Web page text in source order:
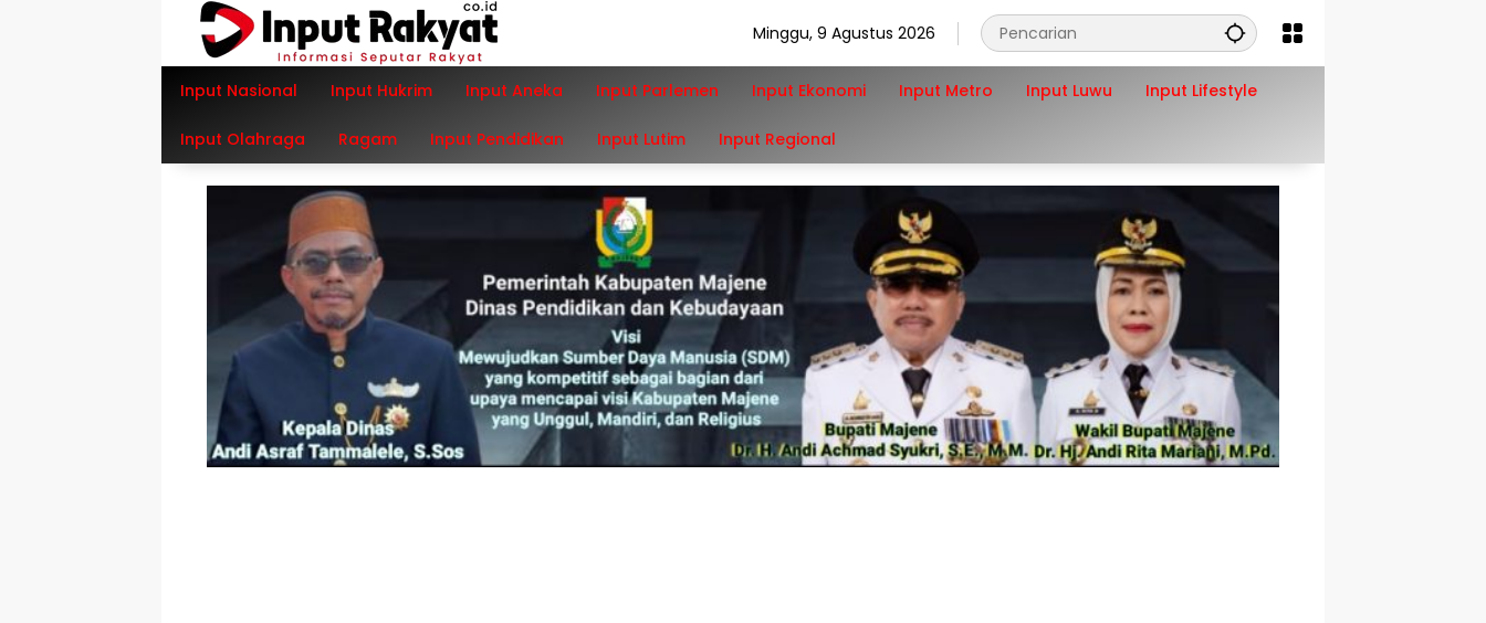
Minggu, 9 Agustus 2026
Input Nasional Input Hukrim Input Aneka Input Parlemen Input Ekonomi Input Metro Input Luwu Input Lifestyle
Input Olahraga Ragam Input Pendidikan Input Lutim Input Regional